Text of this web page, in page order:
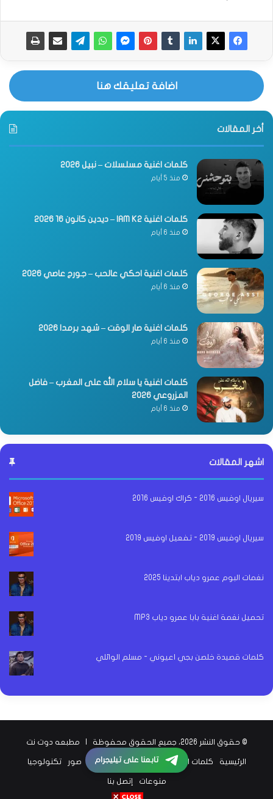
اضافة تعليقك هنا
أخر المقالات
كلمات اغنية مسلسلات – نبيل 2026
منذ 5 أيام
كلمات اغنية IAM K2 – ديدين كانون 16 2026
منذ 6 أيام
كلمات اغنية احكي عالحب – جورج عاصي 2026
منذ 6 أيام
كلمات اغنية صار الوقت – شهد برمدا 2026
منذ 6 أيام
كلمات اغنية يا سلام الله على المغرب – فاضل
المزروعي 2026
منذ 6 أيام
اشهر المقالات
سيريال اوفيس 2016 - كراك اوفيس 2016
سيريال اوفيس 2019 - تفعيل اوفيس 2019
نغمات البوم عمرو دياب ابتدينا 2025
تحميل نغمة اغنية بابا عمرو دياب MP3
كلمات قصيدة خلصن بجي اعيوني - مسلم الوائلي
© حقوق النشر 2026، جميع الحقوق محفوظة | مطبعه دوت نت
الرئيسية كلمات اغاني اخبار الفن اخبار الرياضة صور تكنولوجيا
منوعات إتصل بنا
تابعنا على تيليجرام